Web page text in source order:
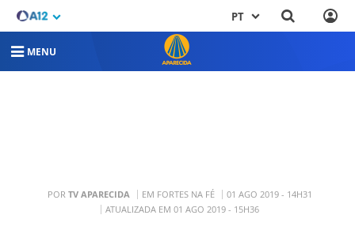
PT
MENU
POR TV APARECIDA EM FORTES NA FÉ
01 AGO 2019 - 14H31
ATUALIZADA EM 01 AGO 2019 - 15H36